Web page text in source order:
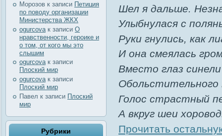
Морозов к записи Петиция
по поводу организации
Министерства ЖКХ
ogurcova к записи О
нравственности, героике и
о том, от кого мы это
слышим
ogurcovaк записи
Плоский мир
ogurcova к записи
Плоский мир
Павел к записи Плоский
мир
Рубрики
Шел я дальше.
Улыбнулася с
Руки гнулись, как
И она смеялась
Вместо глаз
Обольстительного
Голос страстный
А вкруг шеи
Прочитать